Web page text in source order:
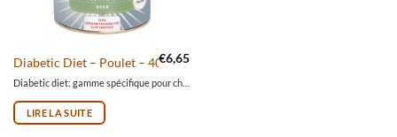
Diabetic Diet – Poulet – 400g
€6,65
Diabetic diet: gamme spécifique pour chiens diabétiques. Les recettes de cette gamme sont spécialement conçues pour aider votre chien à réguler sa glycémie.
LIRE LA SUITE